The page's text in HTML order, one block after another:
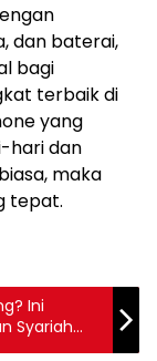
dan baterai,
bagi
terbaik di
yang
hari dan
maka
tepat.
Ini
Syariah